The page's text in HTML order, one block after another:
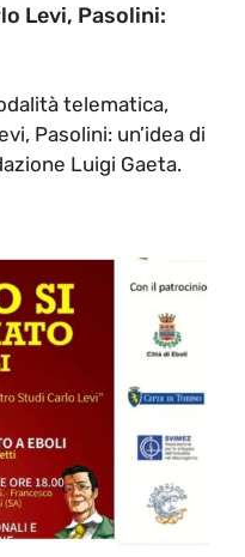
Levi, Pasolini:
telematica,
Pasolini: un’idea di
Luigi Gaeta.